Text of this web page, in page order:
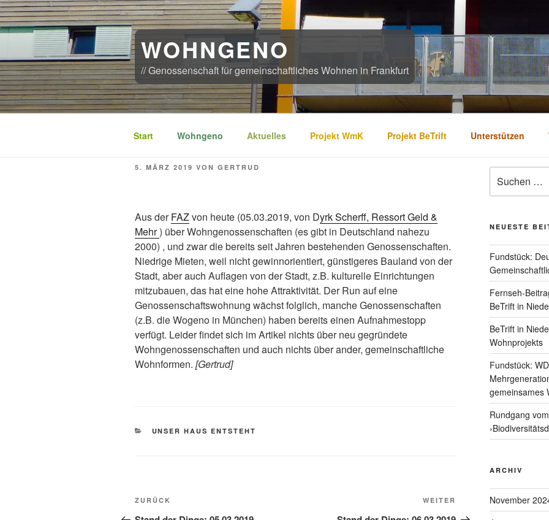
Zum
Inhalt
springen
WOHNGENO
// Genossenschaft für gemeinschaftliches Wohnen in Frankfurt
Start Wohngeno Aktuelles Projekt WmK Projekt BeTrift Unterstützen
VERÖFFENTLICHT
5. MÄRZ 2019 VON GERTRUD
Aus derFAZvon heute (05.03.2019, von Dyrk Scherff, Ressort Geld &
Mehr) über Wohngenossenschaften (es gibt in Deutschland nahezu
2000) , und zwar die bereits seit Jahren bestehenden Genossenschaften.
Niedrige Mieten, weil nicht gewinnorientiert, günstigeres Bauland von der
Stadt, aber auch Auflagen von der Stadt, z.B. kulturelle Einrichtungen
mitzubauen, das hat eine hohe Attraktivität. Der Run auf eine
Genossenschaftswohnung wächst folglich, manche Genossenschaften
(z.B. die Wogeno in München) haben bereits einen Aufnahmestopp
verfügt. Leider findet sich im Artikel nichts über neu gegründete
Wohngenossenschaften und auch nichts über ander, gemeinschaftliche
Wohnformen. [Gertrud]
KATEGORIEN
UNSER HAUS ENTSTEHT
Beitragsnavigation
Vorheriger
Beitrag
ZURÜCK
Nächster
Beitrag
WEITER
nach:
NEUESTE
Fundstück:
Fernseh-
BeTrift in
BeTrift in
Wohnprojekts
Fundstück:
gemeinsames
Rundgang
ARCHIV
November